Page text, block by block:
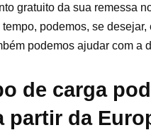
gratuito da sua remessa
podemos, se
podemos ajudar com a
de carga
partir da